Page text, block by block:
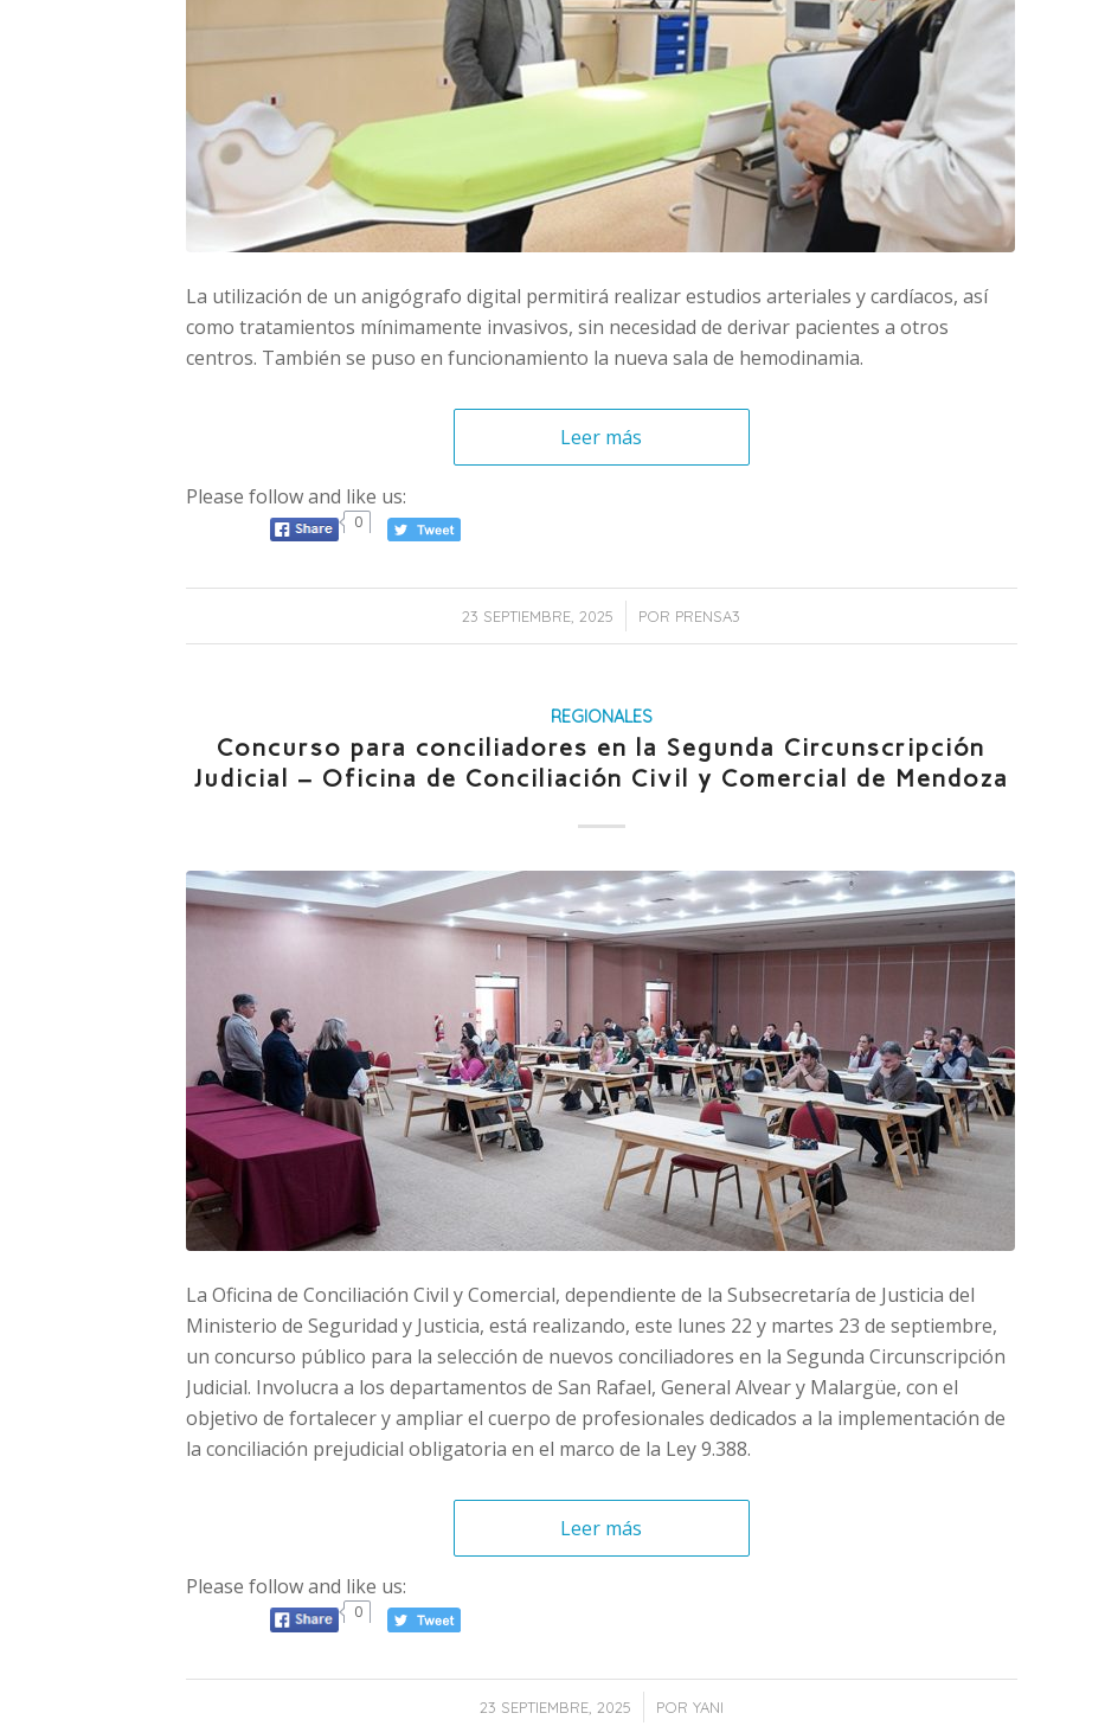
La utilización de un anigógrafo digital permitirá realizar estudios arteriales y cardíacos, así
como tratamientos mínimamente invasivos, sin necesidad de derivar pacientes a otros
centros. También se puso en funcionamiento la nueva sala de hemodinamia.
Leer más
Please follow and like us:
0
23 SEPTIEMBRE, 2025
/ POR PRENSA3
REGIONALES
Concurso para conciliadores en la Segunda Circunscripción
Judicial – Oficina de Conciliación Civil y Comercial de Mendoza
La Oficina de Conciliación Civil y Comercial, dependiente de la Subsecretaría de Justicia del
Ministerio de Seguridad y Justicia, está realizando, este lunes 22 y martes 23 de septiembre,
un concurso público para la selección de nuevos conciliadores en la Segunda Circunscripción
Judicial. Involucra a los departamentos de San Rafael, General Alvear y Malargüe, con el
objetivo de fortalecer y ampliar el cuerpo de profesionales dedicados a la implementación de
la conciliación prejudicial obligatoria en el marco de la Ley 9.388.
Leer más
Please follow and like us:
0
23 SEPTIEMBRE, 2025
/ POR YANI